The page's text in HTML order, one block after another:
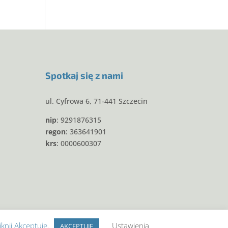
Spotkaj się z nami
ul. Cyfrowa 6, 71-441 Szczecin
nip: 9291876315
regon: 363641901
krs: 0000600307
Akceptuję. AKCEPTUJĘ Ustawienia